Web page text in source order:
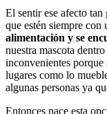
El sentir ese afecto tan
que estén siempre con
alimentación y se
nuestra mascota
inconvenientes porque
lugares como lo
algunas personas ya
Entonces nace esta